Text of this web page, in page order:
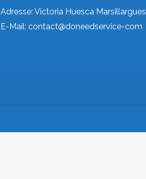
Adresse: Victoria Huesca Marsillargues
E-Mail:contact@doneedservice-com